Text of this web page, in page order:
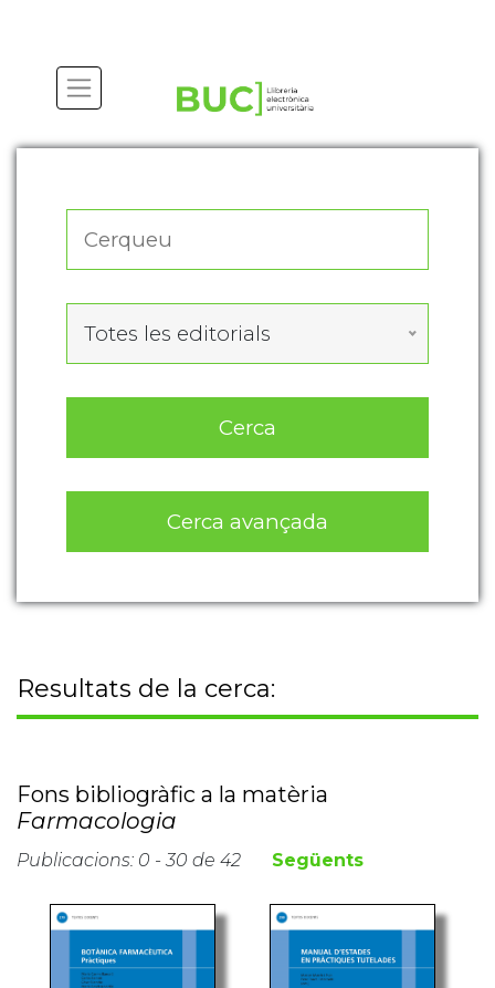
Totes les editorials
Cerca
Cerca avançada
Resultats de la cerca:
Fons bibliogràfic a la matèria
Farmacologia
Publicacions: 0 - 30 de 42 Següents